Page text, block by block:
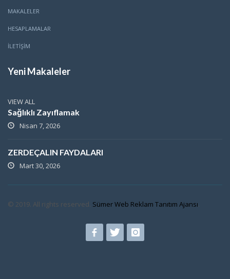
MAKALELER
HESAPLAMALAR
İLETİŞİM
Yeni Makaleler
VIEW ALL
Sağlıklı Zayıflamak
Nisan 7, 2026
ZERDEÇALIN FAYDALARI
Mart 30, 2026
© 2019. All rights reserved. Sümer Web Reklam Tanıtım Ajansı.